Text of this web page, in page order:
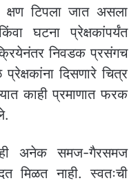
क्षण टिपला जात असला
घटना प्रेक्षकांपर्यंत
निवडक प्रसंगच
दिसणारे चित्र
काही प्रमाणात फरक
अनेक समज-गैरसमज
मिळत नाही. स्वतःची